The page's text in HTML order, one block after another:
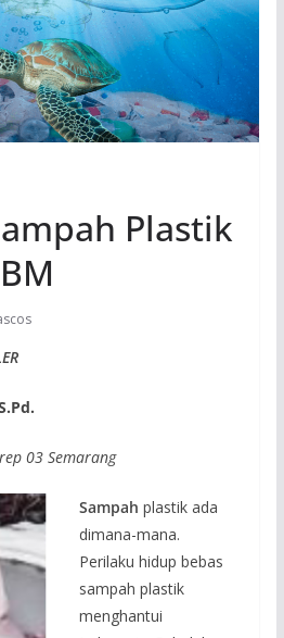
Plastik
03 Semarang
Sampah plastik ada
dimana-mana.
Perilaku hidup bebas
sampah plastik
menghantui